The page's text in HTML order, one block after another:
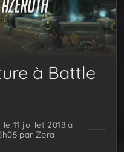
à Battle
le 11 juillet 2018 à
par Zora